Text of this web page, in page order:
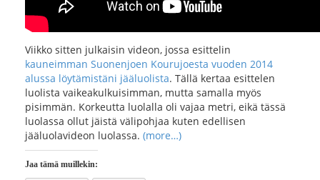
Viikko sitten julkaisin videon, jossa esittelin
kauneimman Suonenjoen Kourujoesta vuoden 2014
alussa löytämistäni jääluolista. Tällä kertaa esittelen
luolista vaikeakulkuisimman, mutta samalla myös
pisimmän. Korkeutta luolalla oli vajaa metri, eikä tässä
luolassa ollut jäistä välipohjaa kuten edellisen
jääluolavideon luolassa. (more…)
Jaa tämä muillekin: